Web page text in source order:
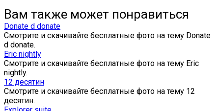
Вам также может понравиться
Donate d donate
Смотрите и скачивайте бесплатные фото на тему Donate
d donate.
Eric nightly
Смотрите и скачивайте бесплатные фото на тему Eric
nightly.
12 десятин
Смотрите и скачивайте бесплатные фото на тему 12
десятин.